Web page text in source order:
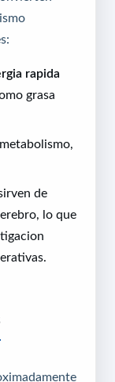
rapida
grasa
de
lo que